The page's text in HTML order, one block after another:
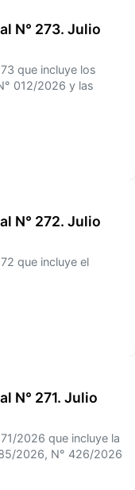
N° 273. Julio
que incluye los
012/2026 y las
N° 272. Julio
que incluye el
N° 271. Julio
2026 que incluye la
2026, N° 426/2026